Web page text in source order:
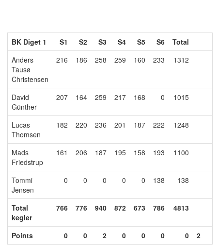
BK Diget 1 S1 S2 S3 S4 S5 S6
Total
Anders
Tausø
Christensen
216 186 258 259 160 233 1312
David
Günther
207 164 259 217 168 0 1015
Lucas
Thomsen
182 220 236 201 187 222 1248
Mads
Friedstrup
161 206 187 195 158 193 1100
Tommi
Jensen
0 0 0 0 0 138 138
Total
kegler
766 776 940 872 673 786 4813
Points 0 0 2 0 0 0 0 2